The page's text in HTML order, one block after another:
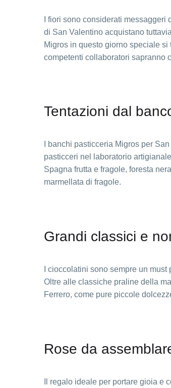
I fiori sono considerati messaggeri
di San Valentino acquistano
Migros in questo giorno speciale
competenti collaboratori sapranno
Tentazioni dal
I banchi pasticceria Migros per
pasticceri nel laboratorio
Spagna frutta e fragole, foresta
marmellata di fragole.
Grandi classici e
I cioccolatini sono sempre un
Oltre alle classiche praline della
Ferrero, come pure piccole
Rose da
Il regalo ideale per portare gioia